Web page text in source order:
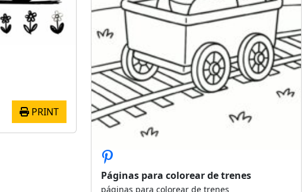
PRINT
Páginas para colorear de trenes
páginas para colorear de trenes